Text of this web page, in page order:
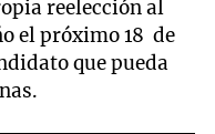
reelección al
el próximo 18 de
que pueda